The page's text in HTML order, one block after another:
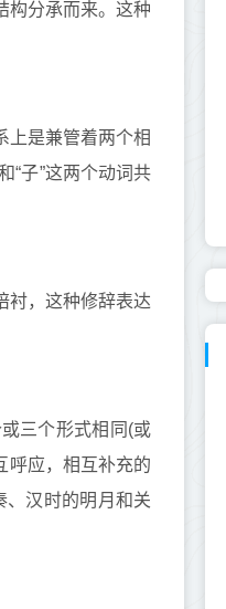
构分承而来。这种
上是兼管着两个相
“子”这两个动词共
衬，这种修辞表达
三个形式相同 (或
呼应，相互补充的
、汉时的明月和关